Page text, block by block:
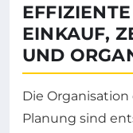
EINKAUF,
UND
Die
Planung sind